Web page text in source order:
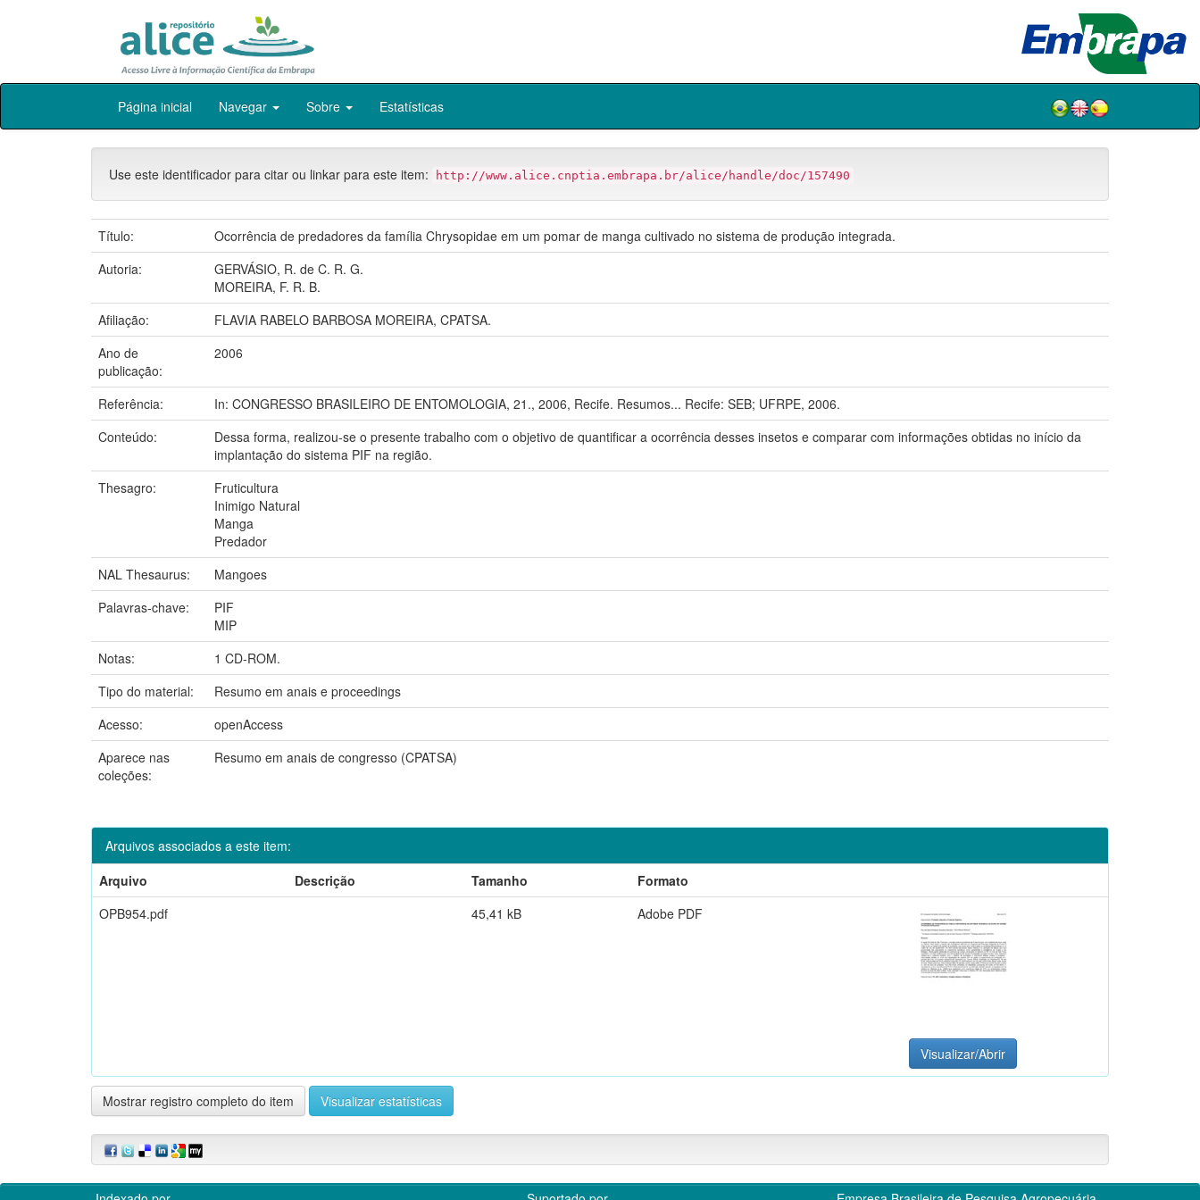
Skip
Página inicial Navegar Sobre Estatísticas
Use este identificador para citar ou linkar para este item: http://www.alice.cnptia.embrapa.br/alice/handle/doc/157490
Título:
Ocorrência de predadores da família Chrysopidae em um pomar de manga cultivado no sistema de produção integrada.
Autoria:
GERVÁSIO, R. de C. R. G.
MOREIRA, F. R. B.
Afiliação:
FLAVIA RABELO BARBOSA MOREIRA, CPATSA.
Ano de
publicação:
2006
Referência:
In: CONGRESSO BRASILEIRO DE ENTOMOLOGIA, 21., 2006, Recife. Resumos... Recife: SEB; UFRPE, 2006.
Conteúdo:
Dessa forma, realizou-se o presente trabalho com o objetivo de quantificar a ocorrência desses insetos e comparar com informações obtidas no início da
implantação do sistema PIF na região.
Thesagro:
Fruticultura
Inimigo Natural
Manga
Predador
NAL Thesaurus:
Mangoes
Palavras-chave:
PIF
MIP
Notas:
1 CD-ROM.
Tipo do material:
Resumo em anais e proceedings
Acesso:
openAccess
Aparece nas
coleções:
Resumo em anais de congresso (CPATSA)
Arquivos associados a este item:
Arquivo
Descrição Tamanho
Formato
OPB954.pdf
45,41 kB Adobe PDF
Visualizar/Abrir
Mostrar registro completo do item Visualizar estatísticas